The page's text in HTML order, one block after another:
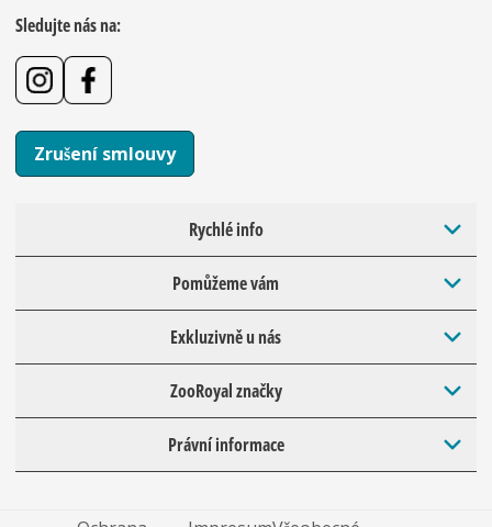
Sledujte nás na:
Zrušení smlouvy
Rychlé info
Pomůžeme vám
Exkluzivně u nás
ZooRoyal značky
Právní informace